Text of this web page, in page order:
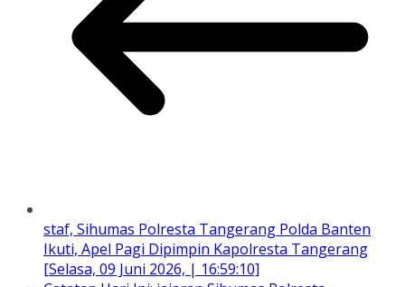
staf, Sihumas Polresta Tangerang Polda Banten
Ikuti, Apel Pagi Dipimpin Kapolresta Tangerang
[Selasa, 09 Juni 2026, | 16:59:10]